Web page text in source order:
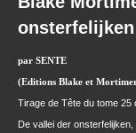
onsterfelijken
par SENTE
(Editions Blake et
Tirage de Tête du tome 25
De vallei der onsterfelijken,